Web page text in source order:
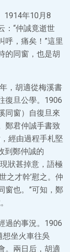
1914年10月8
：“仲誠竟逝世
呼，痛矣！”這里
的同窗，也是胡
，胡適從梅溪書
復旦公學。1906
同窗）自復旦來
鄭君仲誠手書致
經由過程手札堅
到鄭仲誠的
狀甚掉意，語極
之才幹’慰之。仲
窗也。”可知，鄭
過的事況。1906
坐火車往吳
。兩日后，胡適